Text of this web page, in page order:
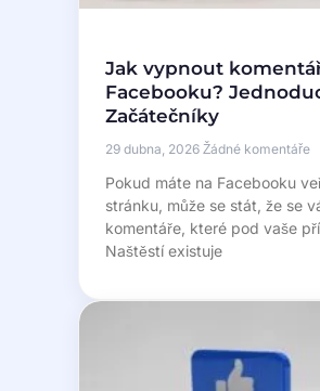
Jak vypnout
Facebooku?
Začátečníky
29 dubna, 2026 Žádné komentáře
Pokud máte na Facebooku
stránku, může se stát, že se
komentáře, které pod vaše
Naštěstí existuje